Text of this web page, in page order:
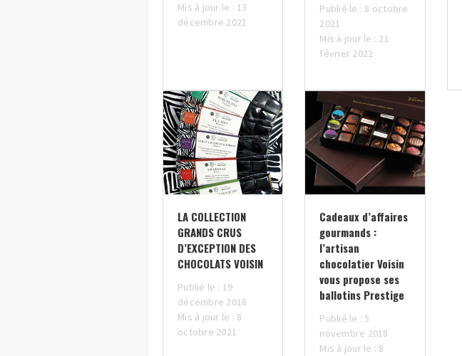
Mis à jour le : 13
décembre 2021
Publié le : 8 octobre
2021
Mis à jour le : 21
février 2022
LA COLLECTION
GRANDS CRUS
D’EXCEPTION DES
CHOCOLATS VOISIN
Publié le : 19
décembre 2018
Mis à jour le : 8
octobre 2021
Cadeaux d’affaires
gourmands :
l’artisan
chocolatier Voisin
vous propose ses
ballotins Prestige
Publié le : 5
novembre 2018
Mis à jour le : 8